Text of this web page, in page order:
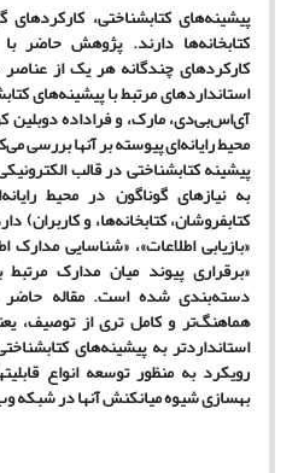
پیشینه‌های کتابشناختی، کارکردهای
کتابخانه‌ها دارند. پژوهش حاضر
کارکردهای چندگانه هر یک از
استانداردهای مرتبط با پیشینه‌های
آی‌اس‌بی‌دی، مارک، و فراداده دوبلین
محیط رایانه‌ای پیوسته بر آنها بررسی
پیشینه کتابشناختی در قالب
به نیازهای گوناگون در محیط
کتابفروشان، کتابخانه‌ها، و کاربران)
«بازیابی اطلاعات»، «شناسایی مدارک
«برقراری پیوند میان مدارک
دسته‌بندی شده است. مقاله
هماهنگ‌تر و کامل تری از توصیف،
استانداردتر به پیشینه‌های
رویکرد به منظور توسعه انواع
بهسازی شیوه میانکنش آنها در شبکه